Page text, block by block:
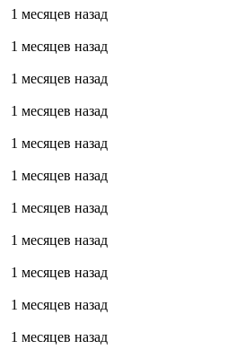
1 месяцев назад
1 месяцев назад
1 месяцев назад
1 месяцев назад
1 месяцев назад
1 месяцев назад
1 месяцев назад
1 месяцев назад
1 месяцев назад
1 месяцев назад
1 месяцев назад